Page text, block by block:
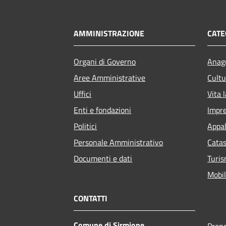
AMMINISTRAZIONE
Organi di Governo
Aree Amministrative
Uffici
Enti e fondazioni
Politici
Personale Amministrativo
Documenti e dati
Vita
CONTATTI